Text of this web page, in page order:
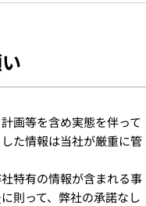
画等を含め実態を伴って
た情報は当社が厳重に管
特有の情報が含まれる事
に則って、弊社の承諾なし